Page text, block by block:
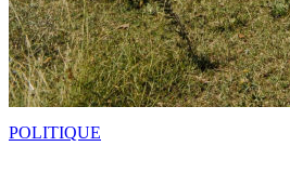
POLITIQUE